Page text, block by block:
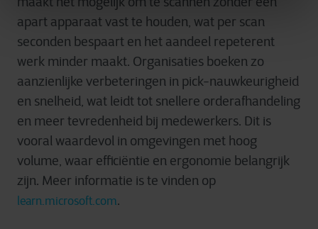
apart apparaat vast te houden, wat per scan
seconden bespaart en het aandeel repeterent
werk minder maakt. Organisaties boeken zo
aanzienlijke verbeteringen in pick-nauwkeurigheid
en snelheid, wat leidt tot snellere orderafhandeling
en meer tevredenheid bij medewerkers. Dit is
vooral waardevol in omgevingen met hoog
volume, waar efficiëntie en ergonomie belangrijk
zijn. Meer informatie is te vinden op
learn.microsoft.com.